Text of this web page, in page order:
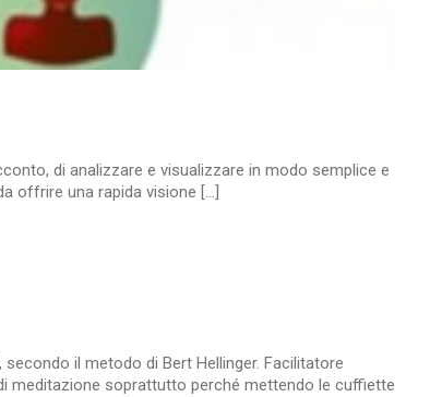
di analizzare e visualizzare in modo semplice e
offrire una rapida visione [...]
il metodo di Bert Hellinger. Facilitatore
meditazione soprattutto perché mettendo le cuffiette